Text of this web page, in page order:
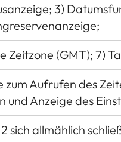
3)
Zeitzone (GMT); 7)
Aufrufen des
und Anzeige des
sich allmählich